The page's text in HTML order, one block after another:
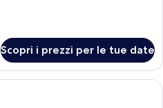
Scopri i prezzi per le tue date
Una camera d'albergo moderna